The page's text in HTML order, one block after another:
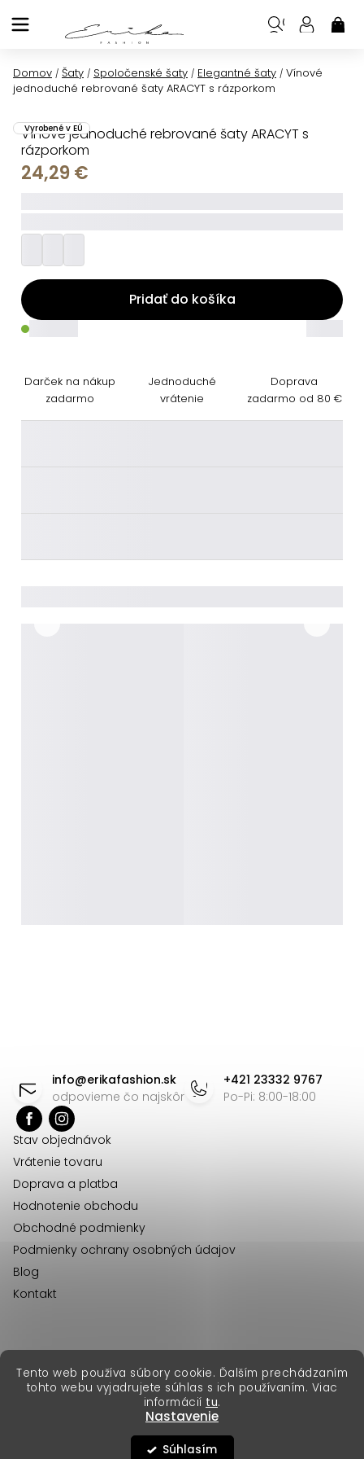
Tento web používa súbory cookie. Ďalším prechádzaním
tohto webu vyjadrujete súhlas s ich používaním. Viac
informácií tu.
Nastavenie
Súhlasím
na
Domov / Šaty / Spoločenské šaty / Elegantné šaty / Vínové
jednoduché rebrované šaty ARACYT s rázporkom
Vínové jednoduché rebrované šaty ARACYT s
rázporkom
Vyrobené v EÚ
24,29 €
Pridať do košíka
Darček na nákup
zadarmo
Jednoduché
vrátenie
Doprava
zadarmo od 80 €
info@erikafashion.sk
odpovieme čo najskôr
+421 23332 9767
Po-Pi: 8:00-18:00
Stav objednávok
Vrátenie tovaru
Doprava a platba
Hodnotenie obchodu
Obchodné podmienky
Podmienky ochrany osobných údajov
Blog
Kontakt
Vytvoril Shoptet Premium
Copyright 2026Erika Fashion. Všetky práva vyhradené.
erikafashion.cz